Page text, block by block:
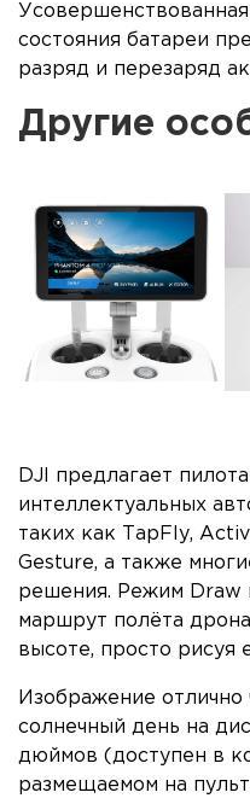
состояния батареи
разряд и перезаряд
Другие
DJI предлагает
интеллектуальных
таких как TapFly,
Gesture, а также
решения. Режим Draw
маршрут полёта
высоте, просто рисуя
Изображение отлично
солнечный день на
дюймов (доступен в
размещаемом на